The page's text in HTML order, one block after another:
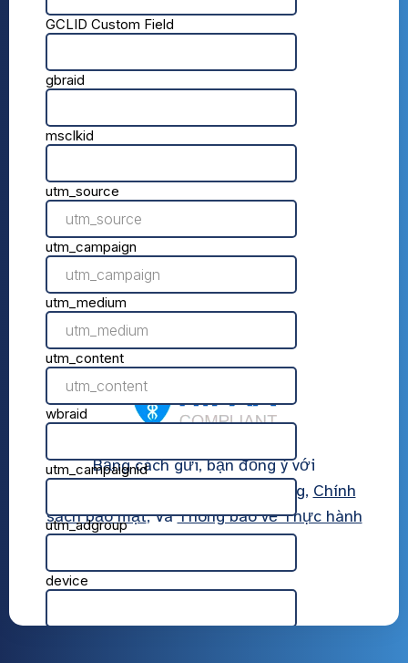
Bằng cách gửi, bạn đồng ý với
Điều khoản sử dụng, Chính
sách bảo mật, VàThông báo về Thực hành
Bảo mật